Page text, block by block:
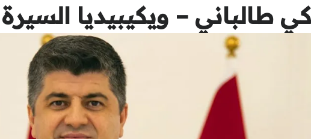
طالباني – ويكيبيديا السيرة